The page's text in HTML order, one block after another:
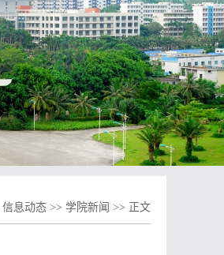
信息动态 >> 学院新闻 >> 正文